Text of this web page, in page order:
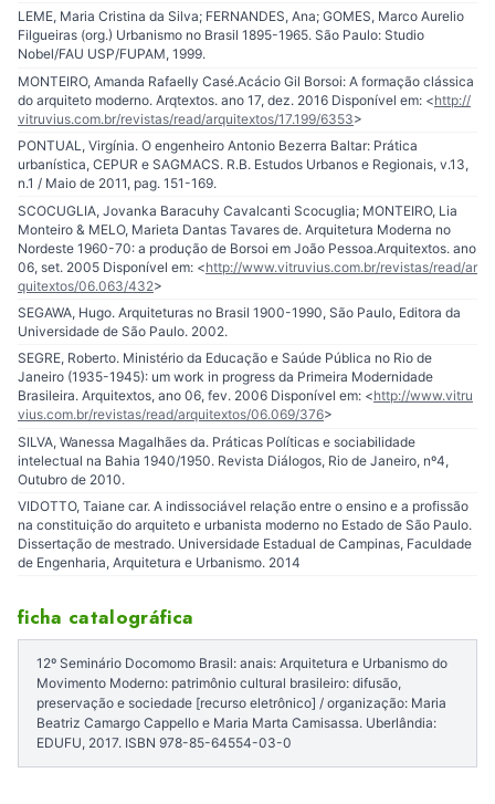
LEME, Maria Cristina da Silva; FERNANDES, Ana; GOMES, Marco Aurelio
Filgueiras (org.) Urbanismo no Brasil 1895-1965. São Paulo: Studio
Nobel/FAU USP/FUPAM, 1999.
MONTEIRO, Amanda Rafaelly Casé.Acácio Gil Borsoi: A formação clássica
do arquiteto moderno. Arqtextos. ano 17, dez. 2016 Disponível em: <http://
vitruvius.com.br/revistas/read/arquitextos/17.199/6353>
PONTUAL, Virgínia. O engenheiro Antonio Bezerra Baltar: Prática
urbanística, CEPUR e SAGMACS. R.B. Estudos Urbanos e Regionais, v.13,
n.1 / Maio de 2011, pag. 151-169.
SCOCUGLIA, Jovanka Baracuhy Cavalcanti Scocuglia; MONTEIRO, Lia
Monteiro & MELO, Marieta Dantas Tavares de. Arquitetura Moderna no
Nordeste 1960-70: a produção de Borsoi em João Pessoa.Arquitextos. ano
06, set. 2005 Disponível em: <http://www.vitruvius.com.br/revistas/read/ar
quitextos/06.063/432>
SEGAWA, Hugo. Arquiteturas no Brasil 1900-1990, São Paulo, Editora da
Universidade de São Paulo. 2002.
SEGRE, Roberto. Ministério da Educação e Saúde Pública no Rio de
Janeiro (1935-1945): um work in progress da Primeira Modernidade
Brasileira. Arquitextos, ano 06, fev. 2006 Disponível em: <http://www.vitru
vius.com.br/revistas/read/arquitextos/06.069/376>
SILVA, Wanessa Magalhães da. Práticas Políticas e sociabilidade
intelectual na Bahia 1940/1950. Revista Diálogos, Rio de Janeiro, nº4,
Outubro de 2010.
VIDOTTO, Taiane car. A indissociável relação entre o ensino e a profissão
na constituição do arquiteto e urbanista moderno no Estado de São Paulo.
Dissertação de mestrado. Universidade Estadual de Campinas, Faculdade
de Engenharia, Arquitetura e Urbanismo. 2014
ficha catalográfica
12º Seminário Docomomo Brasil: anais: Arquitetura e Urbanismo do
Movimento Moderno: patrimônio cultural brasileiro: difusão,
preservação e sociedade [recurso eletrônico] / organização: Maria
Beatriz Camargo Cappello e Maria Marta Camisassa. Uberlândia:
EDUFU, 2017. ISBN 978-85-64554-03-0